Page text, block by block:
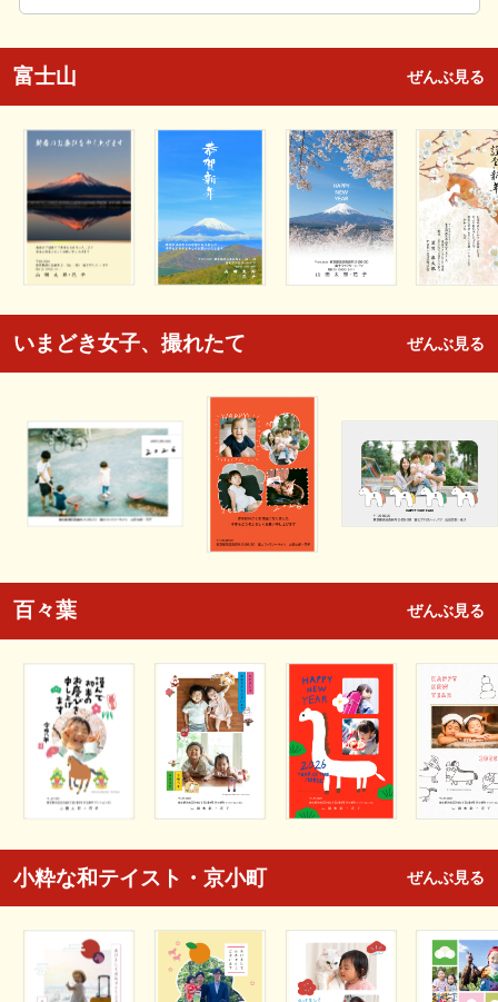
富士山 ぜんぶ見る
いまどき女子、撮れたて ぜんぶ見る
百々葉 ぜんぶ見る
小粋な和テイスト・京小町 ぜんぶ見る